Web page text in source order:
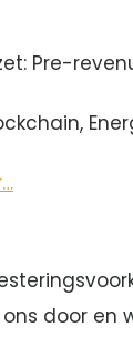
: Pre-
door en